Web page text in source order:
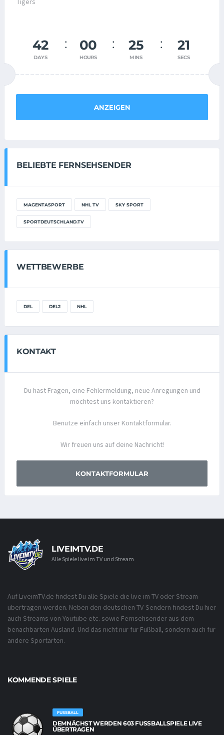
42
DAYS
00
HOURS
25
MINS
21
SECS
ANZEIGEN
BELIEBTE FERNSEHSENDER
MAGENTASPORT NHL TV SKY SPORT
SPORTDEUTSCHLAND.TV
WETTBEWERBE
DEL DEL2 NHL
KONTAKT
Du hast Fragen, eine Fehlermeldung, neue Anregungen und
möchtest uns kontaktieren?
Benutze einfach unser Kontaktformular.
Wir freuen uns auf deine Nachricht!
KONTAKTFORMULAR
LIVEIMTV.DE
Alle Spiele live im TV und Stream
Auf LiveimTV.de findest Du alle Spiele die live im TV oder Stream
übertragen werden. Neben den deutschen TV-Sendern findest Du hier
auch Streams von Youtube etc. sowie Fernsehsender aus dem
benachbarten Ausland. Und das nicht nur für Fußball, sondern auch für
andere Sportarten.
KOMMENDE SPIELE
FUSSBALL
DEMNÄCHST WERDEN 603 FUSSBALLSPIELE LIVE Ü
BERTRAGEN